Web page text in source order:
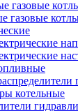
газовые
газовые
котельные